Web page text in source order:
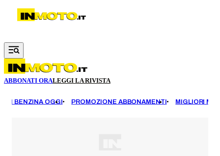
Vai al contenuto principale
ABBONATI ORALEGGI LA RIVISTA
BENZINA OGGI PROMOZIONE ABBONAMENTI MIGLIORI